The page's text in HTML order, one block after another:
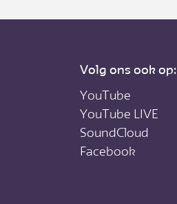
Volg ons ook op:
YouTube
YouTube LIVE
SoundCloud
Facebook